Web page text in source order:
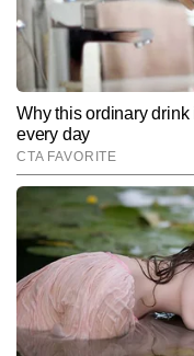
Hindi NewsCities
मोनू झा AUTHOR
मोनू कुमार टाइम्स
काम कर रहे हैं।
कंटेंट, ऑफबीट
यूनीक एंगल
क्षमता उन्हें
अधिक स्टोरीज
सोशल मीडिया-
Follow Us: